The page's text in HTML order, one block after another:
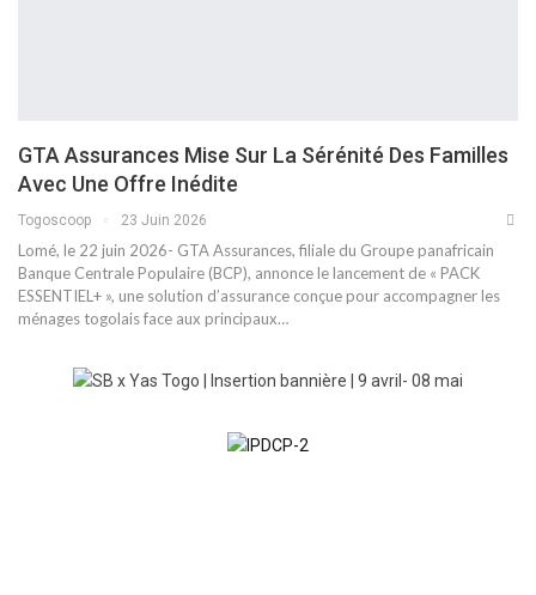
GTA Assurances Mise Sur La Sérénité Des Familles
Avec Une Offre Inédite
Togoscoop 23 Juin 2026
Lomé, le 22 juin 2026- GTA Assurances, filiale du Groupe panafricain
Banque Centrale Populaire (BCP), annonce le lancement de « PACK
ESSENTIEL+ », une solution d’assurance conçue pour accompagner les
ménages togolais face aux principaux…